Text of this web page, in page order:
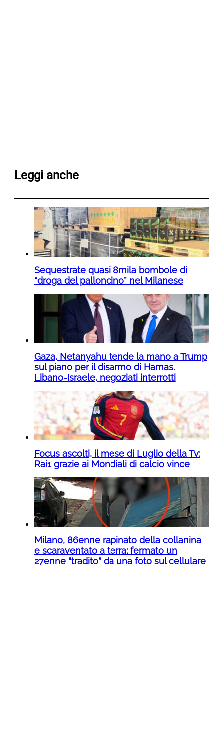
Leggi anche
Sequestrate quasi 8mila bombole di
“droga del palloncino” nel Milanese
Gaza, Netanyahu tende la mano a Trump
sul piano per il disarmo di Hamas.
Libano-Israele, negoziati interrotti
Focus ascolti, il mese di Luglio della Tv:
Rai1 grazie ai Mondiali di calcio vince
Milano, 86enne rapinato della collanina
e scaraventato a terra: fermato un
27enne “tradito” da una foto sul cellulare